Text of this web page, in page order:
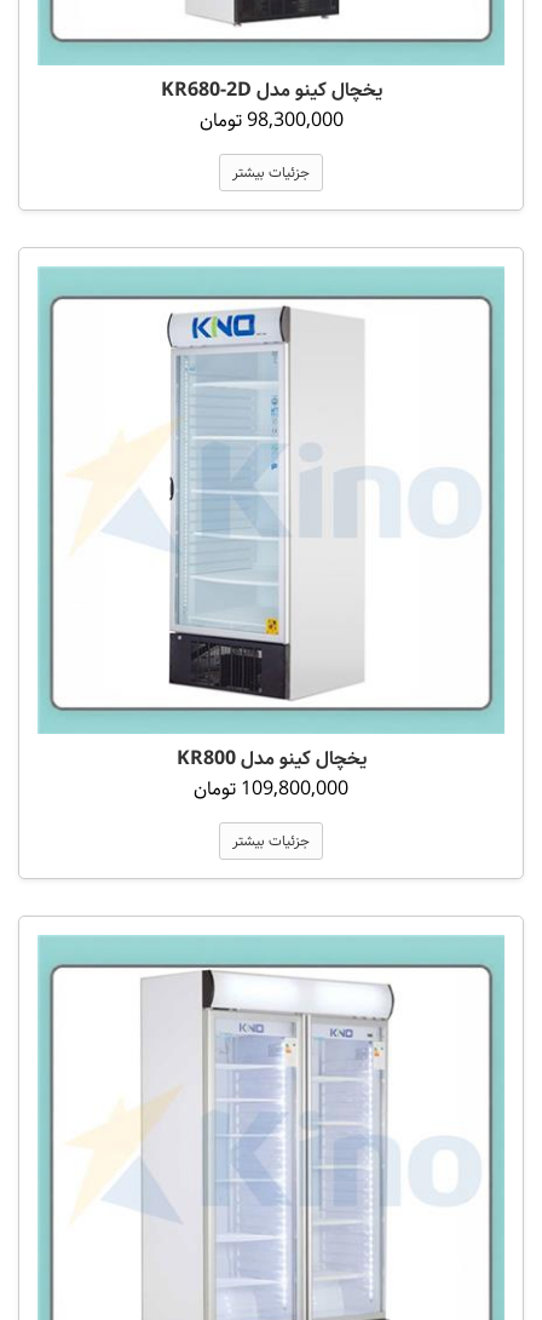
یخچال کینو مدل KR680-2D
98,300,000 تومان
جزئیات بیشتر
یخچال کینو مدل KR800
109,800,000 تومان
جزئیات بیشتر